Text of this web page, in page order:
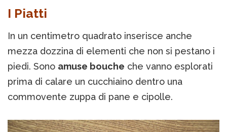
I Piatti
In un centimetro quadrato inserisce anche
mezza dozzina di elementi che non si pestano i
piedi. Sono amuse bouche che vanno esplorati
prima di calare un cucchiaino dentro una
commovente zuppa di pane e cipolle.